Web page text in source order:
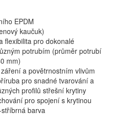
EPDM
kaučuk)
flexibilita pro dokonalé
potrubím (průměr potrubí
mm)
a povětrnostním vlivům
pro snadné tvarování a
profilů střešní krytiny
pro spojení s krytinou
barva